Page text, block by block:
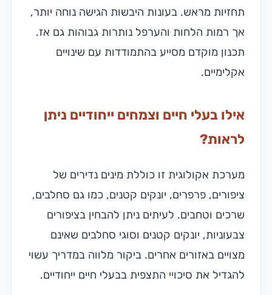
תחזיות מראש. בעונות היבשות הגישה נוחה יותר,
אך רמות הלחות והערפל נותרות גבוהות גם אז.
תכנון מוקדם מסייע בהתמודדות עם שינויים
אקלימיים.
אילו בעלי חיים וצמחים ייחודיים ניתן
לראות?
מערכת אקולוגית זו כוללת מינים נדירים של
ציפורים, פרפרים, יונקים קטנים, כמו גם סחלבים,
שרכים וטחבים. לעיתים ניתן להבחין בציפורים
צבעוניות, יונקים קטנים וסוגי סחלבים שאינם
מצויים באזורים אחרים. ביקור מלווה במדריך עשוי
להגדיל את סיכויי התצפית בבעלי חיים ייחודיים.